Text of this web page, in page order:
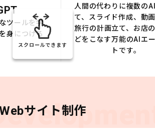
ツールを学
身につける
人間の代わりに複数の
て、スライド作成、動
旅行の計画立て、お店
どをこなす万能のAIエ
トです。
スクロールできます
サイト制作